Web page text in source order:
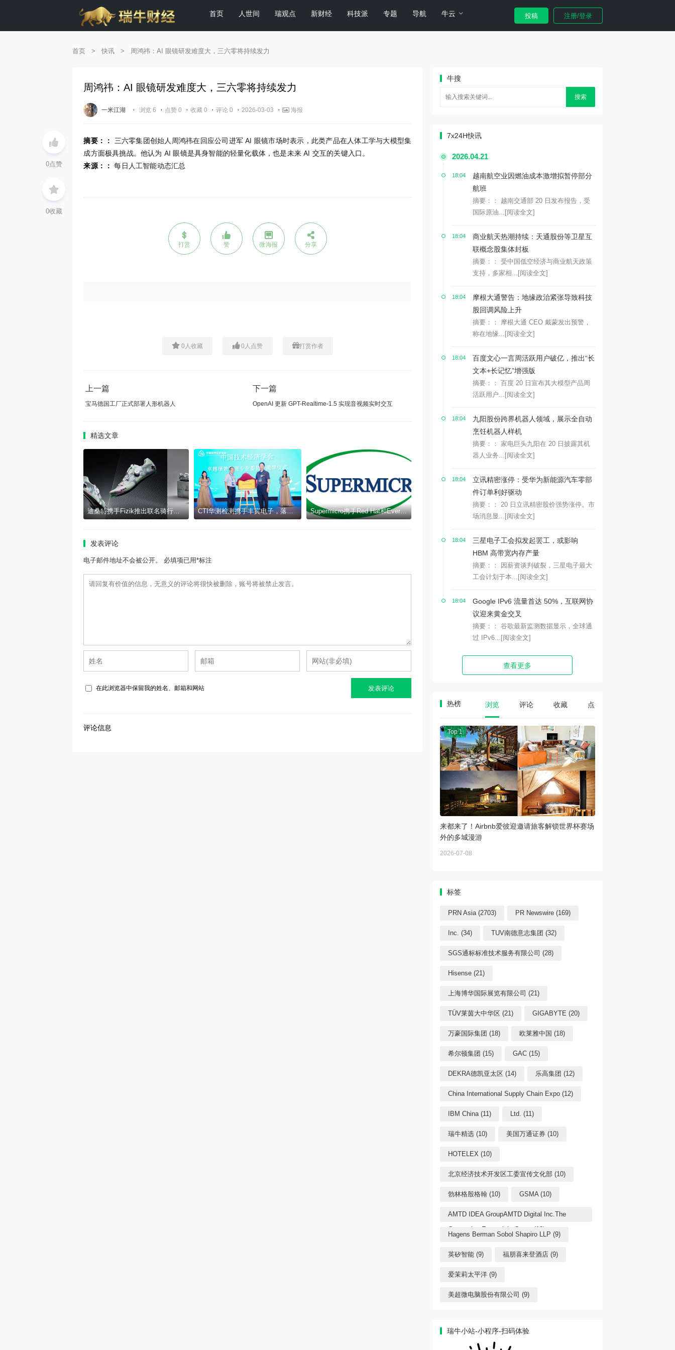
首页 人世间 瑞观点 新财经 科技派 专题 导航 牛云 投稿 注册/登录
0点赞
0收藏
首页 > 快讯 > 周鸿祎：AI 眼镜研发难度大，三六零将持续发力
周鸿祎：AI 眼镜研发难度大，三六零将持续发力
一米江湖 · 浏览 6 · 点赞 0 · 收藏 0 · 评论 0 · 2026-03-03 · 海报
摘要：：
三六零集团创始人周鸿祎在回应公司进军 AI 眼镜市场时表示，此类产品在人体工学与大模型集
成方面极具挑战。他认为 AI 眼镜是具身智能的轻量化载体，也是未来 AI 交互的关键入口。
来源：： 每日人工智能动态汇总
打赏 赞 微海报 分享
0 人收藏 0 人点赞 打赏作者
上一篇
宝马德国工厂正式部署人形机器人
下一篇
OpenAI 更新 GPT-Realtime-1.5 实现音视频实时交互
精选文章
迪桑特携手Fizik推出联名骑行锁鞋 以专业科技与设计美学打造骑行新体验 CTI华测检测携手丰宾电子，落地全国首例卓越经营星级评定项目 Supermicro携手Red Hat和Everpure，以经过验证的Kubernetes设备简化边缘AI部署
发表评论
电子邮件地址不会被公开。 必填项已用*标注
在此浏览器中保留我的姓名、邮箱和网站
评论信息
牛搜
搜索
7x24H快讯
2026.04.21
18:04
越南航空业因燃油成本激增拟暂停部分
航班
摘要：： 越南交通部 20 日发布报告，受
国际原油... [阅读全文]
18:04
商业航天热潮持续：天通股份等卫星互
联概念股集体封板
摘要：： 受中国低空经济与商业航天政策
支持，多家相... [阅读全文]
18:04
摩根大通警告：地缘政治紧张导致科技
股回调风险上升
摘要：： 摩根大通 CEO 戴蒙发出预警，
称在地缘... [阅读全文]
18:04
百度文心一言周活跃用户破亿，推出“长
文本+长记忆”增强版
摘要：： 百度 20 日宣布其大模型产品周
活跃用户... [阅读全文]
18:04
九阳股份跨界机器人领域，展示全自动
烹饪机器人样机
摘要：： 家电巨头九阳在 20 日披露其机
器人业务... [阅读全文]
18:04
立讯精密涨停：受华为新能源汽车零部
件订单利好驱动
摘要：： 20 日立讯精密股价强势涨停。市
场消息显... [阅读全文]
18:04
三星电子工会拟发起罢工，或影响
HBM 高带宽内存产量
摘要：： 因薪资谈判破裂，三星电子最大
工会计划于本... [阅读全文]
18:04
Google IPv6 流量首达 50%，互联网协
议迎来黄金交叉
摘要：： 谷歌最新监测数据显示，全球通
过 IPv6... [阅读全文]
查看更多
热榜 浏览 评论 收藏 点赞
Top 1
来都来了！Airbnb爱彼迎邀请旅客解锁世界杯赛场
外的多城漫游
2026-07-08
标签
PRN Asia (2703) PR Newswire (169)
Inc. (34) TUV南德意志集团 (32)
SGS通标标准技术服务有限公司 (28)
Hisense (21)
上海博华国际展览有限公司 (21)
TÜV莱茵大中华区 (21) GIGABYTE (20)
万豪国际集团 (18) 欧莱雅中国 (18)
希尔顿集团 (15) GAC (15)
DEKRA德凯亚太区 (14) 乐高集团 (12)
China International Supply Chain Expo (12)
IBM China (11) Ltd. (11)
瑞牛精选 (10) 美国万通证券 (10)
HOTELEX (10)
北京经济技术开发区工委宣传文化部 (10)
勃林格殷格翰 (10) GSMA (10)
AMTD IDEA GroupAMTD Digital Inc.The
Generation Essentials Group (10)
Hagens Berman Sobol Shapiro LLP (9)
英矽智能 (9) 福朋喜来登酒店 (9)
爱茉莉太平洋 (9)
美超微电脑股份有限公司 (9)
瑞牛小站-小程序-扫码体验